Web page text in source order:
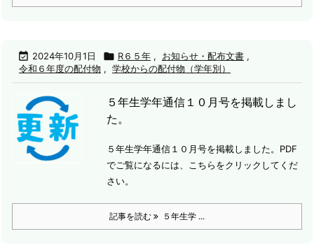
 2024年10月1日  R６５年 , お知らせ・配布文書 ,
令和６年度の配付物 , 学校からの配付物（学年別）
５年生学年通信１０月号を掲載しまし
た。
５年生学年通信１０月号を掲載しました。 PDF
でご覧になるには、こちらをクリックしてくだ
さい。
記事を読む ５年生学 ...